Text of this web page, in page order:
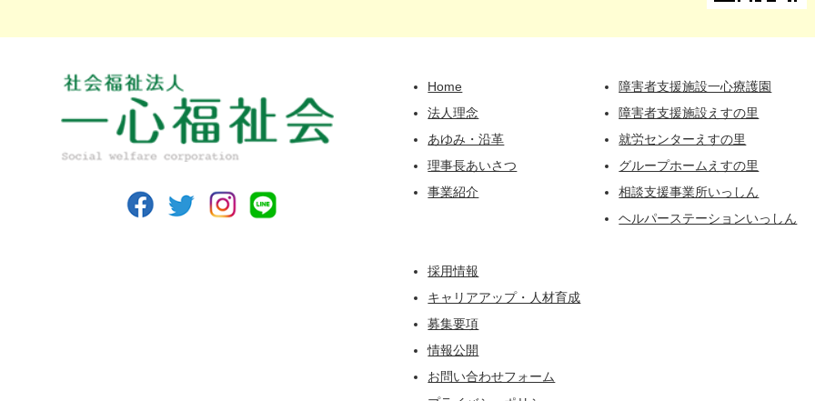
Home
法人理念
あゆみ・沿革
理事長あいさつ
事業紹介
障害者支援施設一心療護園
障害者支援施設えすの里
就労センターえすの里
グループホームえすの里
相談支援事業所いっしん
ヘルパーステーションいっしん
採用情報
キャリアアップ・人材育成
募集要項
情報公開
お問い合わせフォーム